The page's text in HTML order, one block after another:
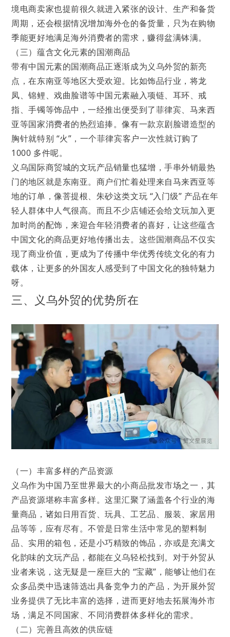
境电商卖家也提前很久就进入紧张的设计、生产和备货
周期，还会根据情况增加海外仓的备货量，只为在购物
季能更好地满足海外消费者的需求，赚得盆满钵满。
（三）蕴含文化元素的国潮商品
带有中国元素的国潮商品正逐渐成为义乌外贸的新亮
点，在东南亚等地区大受欢迎。比如饰品行业，将龙
凤、锦鲤、戏曲脸谱等中国元素融入项链、耳环、戒
指、手镯等饰品中，一经推出便受到了菲律宾、马来西
亚等国家消费者的热烈追捧。像有一款京剧脸谱造型的
胸针就特别 “火”，一个菲律宾客户一次性就订购了
1000 多件呢。
义乌国际商贸城的文玩产品销量也猛增，手串外销最热
门的地区就是东南亚。商户们忙着处理来自马来西亚等
地的订单，像菩提根、朱砂这类文玩 “入门级” 产品在年
轻人群体中人气很高。而且不少店铺还会给文玩加入更
加时尚的配饰，来迎合年轻消费者的喜好，让这些蕴含
中国文化的商品更好地传播出去。这些国潮商品不仅实
现了商业价值，更成为了传播中华优秀传统文化的有力
载体，让更多的外国友人感受到了中国文化的独特魅力
呀。
三、义乌外贸的优势所在
（一）丰富多样的产品资源
义乌作为中国乃至世界最大的小商品批发市场之一，其
产品资源堪称丰富多样。这里汇聚了涵盖各个行业的海
量商品，诸如日用百货、玩具、工艺品、服装、家居用
品等等，应有尽有。不管是日常生活中常见的塑料制
品、实用的箱包，还是小巧精致的饰品，亦或是充满文
化韵味的文玩产品，都能在义乌轻松找到。对于外贸从
业者来说，这无疑是一座巨大的 “宝藏”，能够让他们在
众多品类中迅速筛选出具备竞争力的产品，为开展外贸
业务提供了无比丰富的选择，进而更好地去拓展海外市
场，满足不同国家、不同消费群体多样化的需求。
（二）完善且高效的供应链